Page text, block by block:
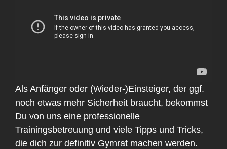
Als Anfänger oder (Wieder-)Einsteiger, der ggf.
noch etwas mehr Sicherheit braucht, bekommst
Du von uns eine professionelle
Trainingsbetreuung und viele Tipps und Tricks,
die dich zur definitiv Gymrat machen werden.